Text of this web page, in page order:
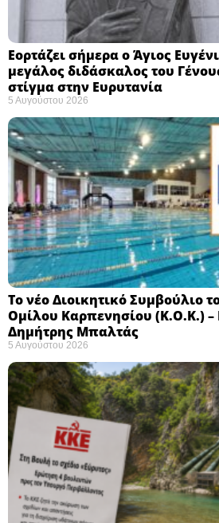
Εορτάζει σήμερα ο Άγιος
μεγάλος διδάσκαλος του
στίγμα στην Ευρυτανία
5 Αυγούστου 2026
Το νέο Διοικητικό Συμβούλιο
Ομίλου Καρπενησίου (Κ.Ο.Κ.) –
Δημήτρης Μπαλτάς
5 Αυγούστου 2026